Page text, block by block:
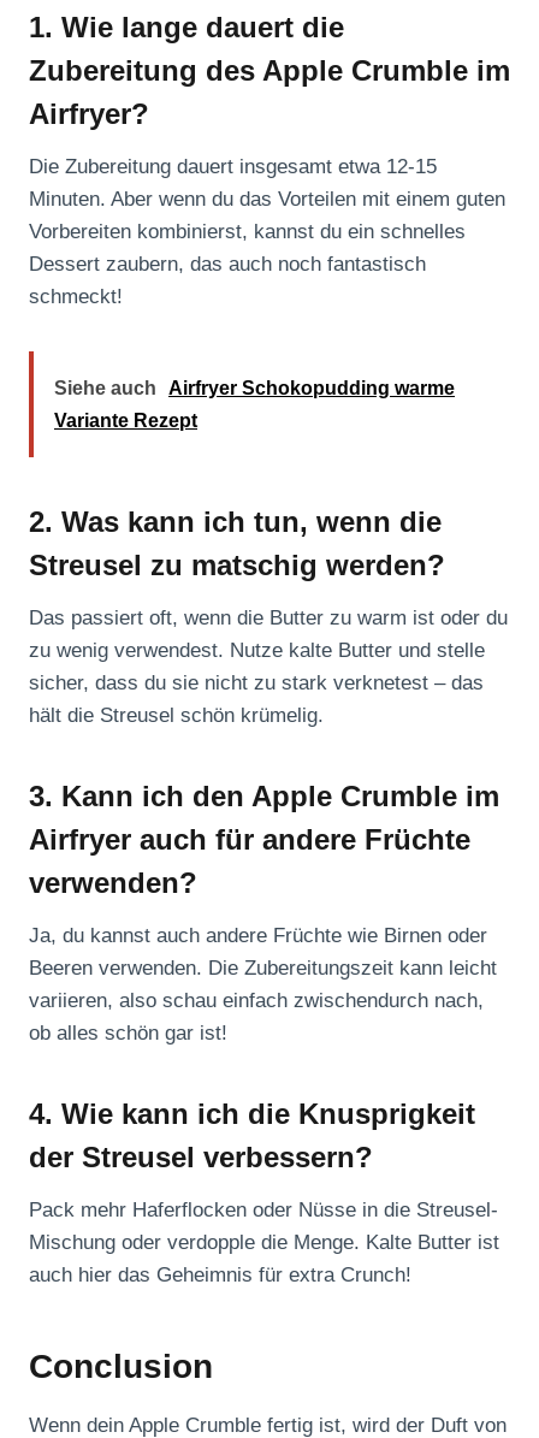
1. Wie lange dauert die
Zubereitung des Apple Crumble im
Airfryer?
Die Zubereitung dauert insgesamt etwa 12-15
Minuten. Aber wenn du das Vorteilen mit einem guten
Vorbereiten kombinierst, kannst du ein schnelles
Dessert zaubern, das auch noch fantastisch
schmeckt!
Siehe auch
Airfryer Schokopudding warme
Variante Rezept
2. Was kann ich tun, wenn die
Streusel zu matschig werden?
Das passiert oft, wenn die Butter zu warm ist oder du
zu wenig verwendest. Nutze kalte Butter und stelle
sicher, dass du sie nicht zu stark verknetest – das
hält die Streusel schön krümelig.
3. Kann ich den Apple Crumble im
Airfryer auch für andere Früchte
verwenden?
Ja, du kannst auch andere Früchte wie Birnen oder
Beeren verwenden. Die Zubereitungszeit kann leicht
variieren, also schau einfach zwischendurch nach,
ob alles schön gar ist!
4. Wie kann ich die Knusprigkeit
der Streusel verbessern?
Pack mehr Haferflocken oder Nüsse in die Streusel-
Mischung oder verdopple die Menge. Kalte Butter ist
auch hier das Geheimnis für extra Crunch!
Conclusion
Wenn dein Apple Crumble fertig ist, wird der Duft von